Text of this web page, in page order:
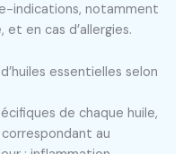
indications, notamment
en cas d’allergies.
essentielles selon
de chaque huile,
au